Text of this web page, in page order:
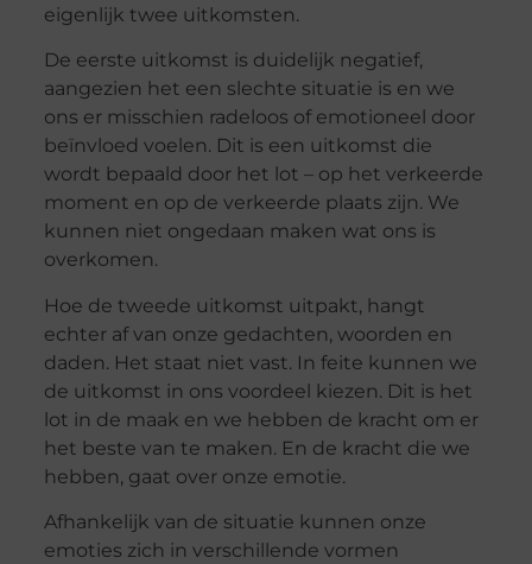
eigenlijk twee uitkomsten.
De eerste uitkomst is duidelijk negatief,
aangezien het een slechte situatie is en we
ons er misschien radeloos of emotioneel door
beïnvloed voelen. Dit is een uitkomst die
wordt bepaald door het lot – op het verkeerde
moment en op de verkeerde plaats zijn. We
kunnen niet ongedaan maken wat ons is
overkomen.
Hoe de tweede uitkomst uitpakt, hangt
echter af van onze gedachten, woorden en
daden. Het staat niet vast. In feite kunnen we
de uitkomst in ons voordeel kiezen. Dit is het
lot in de maak en we hebben de kracht om er
het beste van te maken. En de kracht die we
hebben, gaat over onze emotie.
Afhankelijk van de situatie kunnen onze
emoties zich in verschillende vormen